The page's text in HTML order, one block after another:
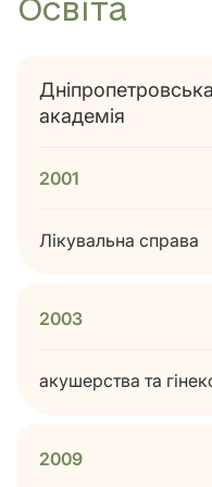
Освіта
2001
академія
Лікувальна справа
2003
акушерства та
2009